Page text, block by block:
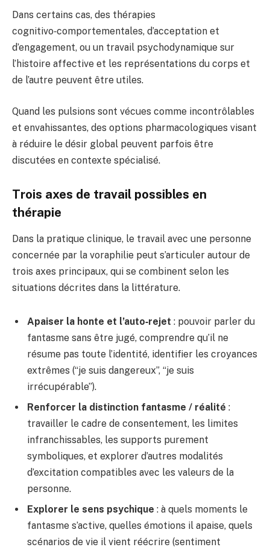
Dans certains cas, des thérapies
cognitivo‑comportementales, d’acceptation et
d’engagement, ou un travail psychodynamique sur
l’histoire affective et les représentations du corps et
de l’autre peuvent être utiles.
Quand les pulsions sont vécues comme incontrôlables
et envahissantes, des options pharmacologiques visant
à réduire le désir global peuvent parfois être
discutées en contexte spécialisé.
Trois axes de travail possibles en
thérapie
Dans la pratique clinique, le travail avec une personne
concernée par la voraphilie peut s’articuler autour de
trois axes principaux, qui se combinent selon les
situations décrites dans la littérature.
Apaiser la honte et l’auto‑rejet : pouvoir parler du
fantasme sans être jugé, comprendre qu’il ne
résume pas toute l’identité, identifier les croyances
extrêmes (“je suis dangereux”, “je suis
irrécupérable”).
Renforcer la distinction fantasme / réalité :
travailler le cadre de consentement, les limites
infranchissables, les supports purement
symboliques, et explorer d’autres modalités
d’excitation compatibles avec les valeurs de la
personne.
Explorer le sens psychique : à quels moments le
fantasme s’active, quelles émotions il apaise, quels
scénarios de vie il vient réécrire (sentiment